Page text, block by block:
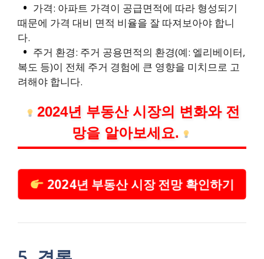
가격: 아파트 가격이 공급면적에 따라 형성되기
때문에 가격 대비 면적 비율을 잘 따져보아야 합니
다.
주거 환경: 주거 공용면적의 환경(예: 엘리베이터,
복도 등)이 전체 주거 경험에 큰 영향을 미치므로 고
려해야 합니다.
2024년 부동산 시장의 변화와 전
망을 알아보세요.
2024년 부동산 시장 전망 확인하기